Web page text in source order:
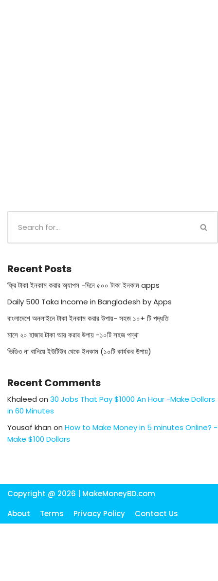
Recent Posts
ফ্রি টাকা ইনকাম করার অ্যাপস -দিনে ৫০০ টাকা ইনকাম apps
Daily 500 Taka Income in Bangladesh by Apps
বাংলাদেশে অনলাইনে টাকা ইনকাম করার উপায়- সহজ ১০+ টি পদ্ধতি
মাসে ২০ হাজার টাকা আয় করার উপায় -১০টি সহজ পন্থা
ভিডিও না বানিয়ে ইউটিউব থেকে ইনকাম (১০টি কার্যকর উপায়)
Recent Comments
Khaleed on 30 Jobs That Pay $1000 An Hour -Make Dollars
in 60 Minutes
Yousaf khan on How to Make Money in 5 minutes Online? -
Make $100 Dollars
Copyright @ 2026 | MakeMoneyBD.com
About
Terms Privacy Policy Contact Us